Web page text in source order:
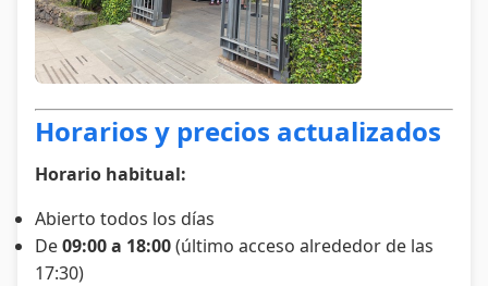
Horarios y precios actualizados
Horario habitual:
Abierto todos los días
De09:00 a 18:00(último acceso alrededor de las
17:30)